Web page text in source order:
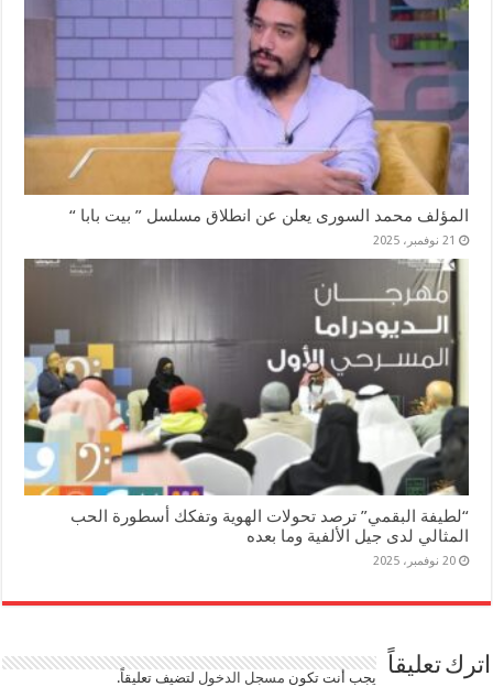
المؤلف محمد السورى يعلن عن انطلاق مسلسل ” بيت بابا “
21 نوفمبر، 2025
“لطيفة البقمي” ترصد تحولات الهوية وتفكك أسطورة الحب
المثالي لدى جيل الألفية وما بعده
20 نوفمبر، 2025
اترك تعليقاً يجب أنت تكون مسجل الدخوللتضيف تعليقاً.